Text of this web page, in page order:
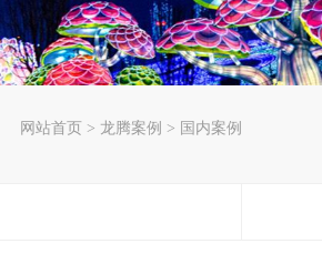
网站首页 > 龙腾案例 > 国内案例